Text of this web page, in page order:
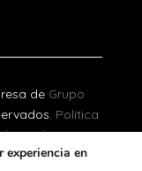
de Grupo
Política
Cookies
experiencia en